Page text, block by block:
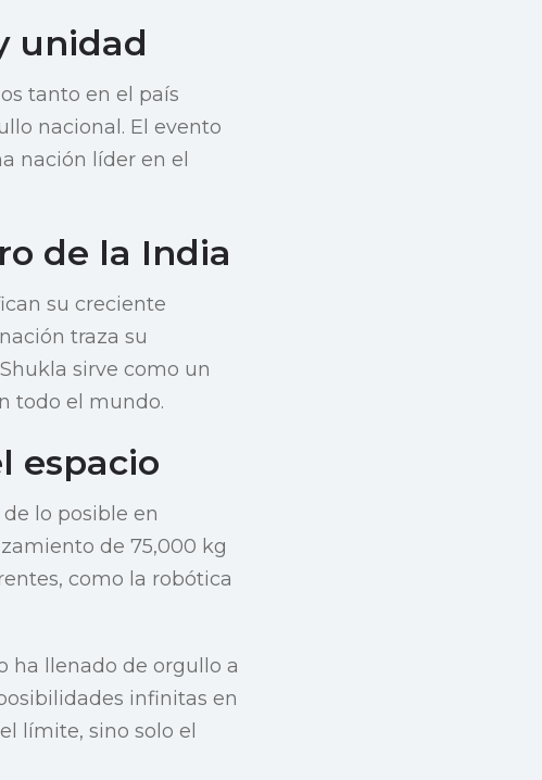
unidad
tanto en el país
nacional. El evento
nación líder en el
de la India
su creciente
traza su
sirve como un
todo el mundo.
espacio
lo posible en
de 75,000 kg
como la robótica
ha llenado de orgullo a
infinitas en
límite, sino solo el